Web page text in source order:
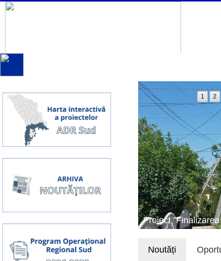
Proiect
1 2
Noutăți